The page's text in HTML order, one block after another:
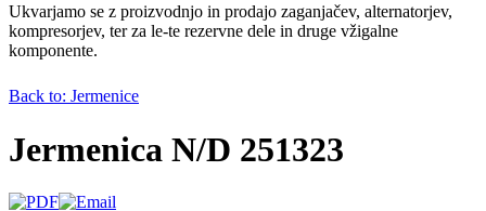
Ukvarjamo se z proizvodnjo in prodajo zaganjačev, alternatorjev,
kompresorjev, ter za le-te rezervne dele in druge vžigalne
komponente.
Back to: Jermenice
Jermenica N/D 251323